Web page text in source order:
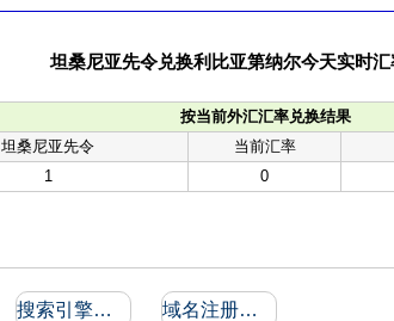
坦桑尼亚先令兑换利比亚第纳尔今天实时
按当前外汇汇率兑换结果
坦桑尼亚先令
当前汇率
1
0
搜索引擎收录和反向链接 域名注册信息